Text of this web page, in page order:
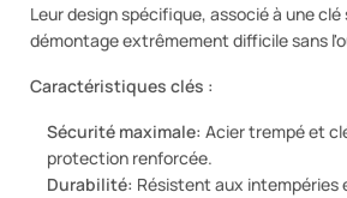
Leur design spécifique, associé à une
démontage extrêmement difficile sans
Caractéristiques clés :
Sécurité maximale: Acier trempé et
protection renforcée.
Durabilité: Résistent aux intempéries